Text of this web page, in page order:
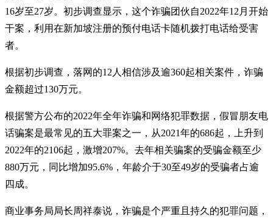
16岁至27岁。初步调查显示，这个诈骗团伙自2022年12月开始
干案，利用在新加坡注册的预付电话卡随机拨打电话给受害
者。
根据初步调查，落网的12人相信涉及逾360起相关案件，诈骗
金额超过130万元。
根据警方公布的2022年全年诈骗和网络犯罪数据，假冒朋友电
话骗案是最常见的五大罪案之一，从2021年的686起，上升到
2022年的2106起，激增207%。去年相关骗案的受骗金额至少
880万元，同比增加95.6%，年龄介于30至49岁的受骗者占逾
四成。
商业事务局局长周祥泰说，诈骗是个严重且持久的犯罪问题，